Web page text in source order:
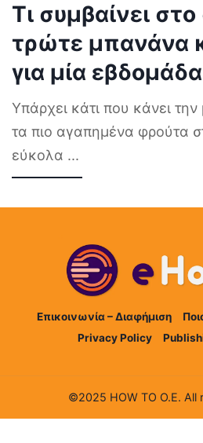
Τι συμβαίνει
τρώτε μπανάνα
για μία εβδομάδα
Υπάρχει κάτι που κάνει
τα πιο αγαπημένα φρούτα
εύκολα ...
Επικοινωνία – Διαφήμιση
Privacy Policy
©2025 HOW TO Ο.Ε. All